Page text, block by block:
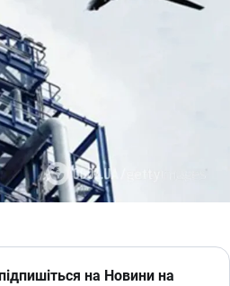
на Новини на